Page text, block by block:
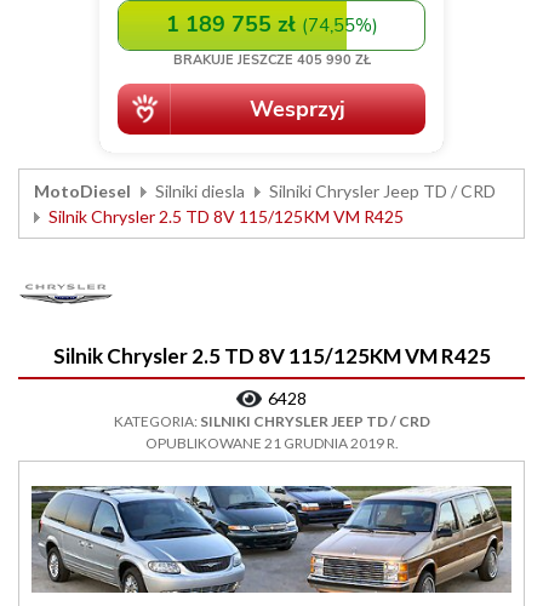
MotoDiesel Silniki diesla
Silniki Chrysler Jeep TD / CRD
Silnik Chrysler 2.5 TD 8V 115/125KM VM R425
Silnik Chrysler 2.5 TD 8V 115/125KM VM R425
6428
KATEGORIA: SILNIKI CHRYSLER JEEP TD / CRD
OPUBLIKOWANE 21 GRUDNIA 2019 R.